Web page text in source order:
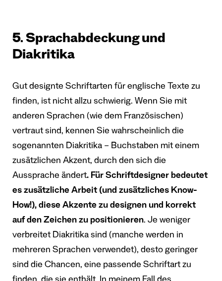
5. Sprachabdeckung und
Diakritika
Gut designte Schriftarten für englische Texte zu
finden, ist nicht allzu schwierig. Wenn Sie mit
anderen Sprachen (wie dem Französischen)
vertraut sind, kennen Sie wahrscheinlich die
sogenannten Diakritika – Buchstaben mit einem
zusätzlichen Akzent, durch den sich die
Aussprache ändert. Für Schriftdesigner bedeutet
es zusätzliche Arbeit (und zusätzliches Know-
How!), diese Akzente zu designen und korrekt
auf den Zeichen zu positionieren. Je weniger
verbreitet Diakritika sind (manche werden in
mehreren Sprachen verwendet), desto geringer
sind die Chancen, eine passende Schriftart zu